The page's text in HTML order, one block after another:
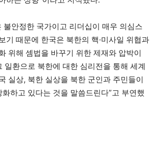
불안정한 국가이고 리더십이 매우 의심스
기 때문에 한국은 북한의 핵·미사일 위협과
위해 셈법을 바꾸기 위한 제재와 압박이
일환으로 북한에 대한 심리전을 통해 세계
실상, 북한 실상을 북한 군인과 주민들이
하고 있다는 것을 말씀드린다”고 부연했